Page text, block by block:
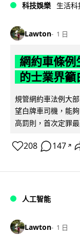
科技娛樂 生活科
Lawton 1 日
網約車條例
的士業界
規管網約車法例大
望白牌車司機，能
高罰則，首次定罪
208 147 ↗
人工智能
Lawton 1 日